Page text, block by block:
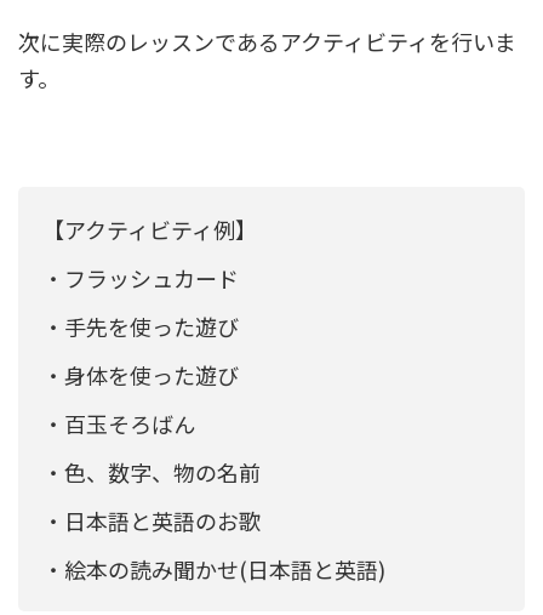
次に実際のレッスンであるアクティビティを行いま
す。
【アクティビティ例】
・フラッシュカード
・手先を使った遊び
・身体を使った遊び
・百玉そろばん
・色、数字、物の名前
・日本語と英語のお歌
・絵本の読み聞かせ(日本語と英語)